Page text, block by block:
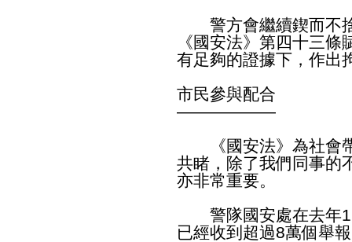
警方會繼續鍥而不捨
《國安法》第四十三
有足夠的證據下，作出
市民參與配合
——————
《國安法》為社會帶
共睹，除了我們同事的
亦非常重要。
警隊國安處在去年
已經收到超過8萬個舉